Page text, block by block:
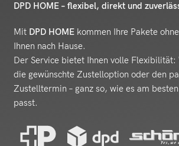
DPD HOME – flexibel, direkt und
Mit DPD HOME kommen Ihre Pakete
Ihnen nach Hause.
Der Service bietet Ihnen volle Flexibilität:
die gewünschte Zustelloption oder den
Zustelltermin – ganz so, wie es am
passt.